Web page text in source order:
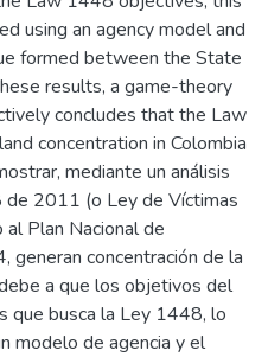
using an agency model and
formed between the State
results, a game-theory
concludes that the Law
concentration in Colombia
mediante un análisis
2011 (o Ley de Víctimas
Plan Nacional de
concentración de la
a que los objetivos del
que busca la Ley 1448, lo
modelo de agencia y el